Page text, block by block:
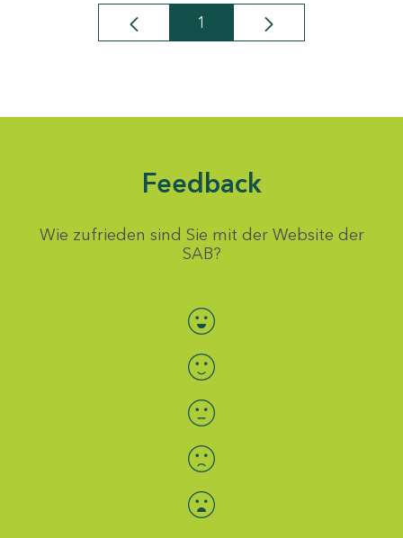
Seite
1
Feedback
Wie zufrieden sind Sie mit der Website der
SAB?
Bewertung auswählen